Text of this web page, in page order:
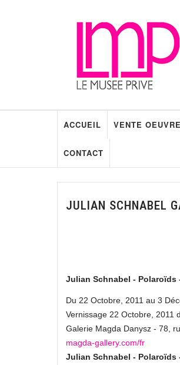
ACCUEIL VENTE
CONTACT
JULIAN SCHNABEL
Julian Schnabel - Polaroïds
Du 22 Octobre, 2011 au 3
Vernissage 22 Octobre, 2011
Galerie Magda Danysz - 78,
magda-gallery.com/fr
Julian Schnabel - Polaroïds